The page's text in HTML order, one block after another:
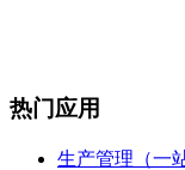
热门应用
生产管理（一